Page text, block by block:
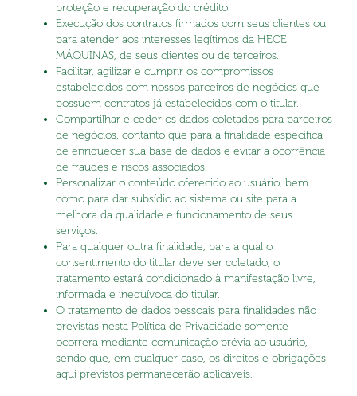
proteção e recuperação do crédito.
Execução dos contratos firmados com seus clientes ou
para atender aos interesses legítimos da HECE
MÁQUINAS, de seus clientes ou de terceiros.
Facilitar, agilizar e cumprir os compromissos
estabelecidos com nossos parceiros de negócios que
possuem contratos já estabelecidos com o titular.
Compartilhar e ceder os dados coletados para parceiros
de negócios, contanto que para a finalidade específica
de enriquecer sua base de dados e evitar a ocorrência
de fraudes e riscos associados.
Personalizar o conteúdo oferecido ao usuário, bem
como para dar subsídio ao sistema ou site para a
melhora da qualidade e funcionamento de seus
serviços.
Para qualquer outra finalidade, para a qual o
consentimento do titular deve ser coletado, o
tratamento estará condicionado à manifestação livre,
informada e inequívoca do titular.
O tratamento de dados pessoais para finalidades não
previstas nesta Política de Privacidade somente
ocorrerá mediante comunicação prévia ao usuário,
sendo que, em qualquer caso, os direitos e obrigações
aqui previstos permanecerão aplicáveis.